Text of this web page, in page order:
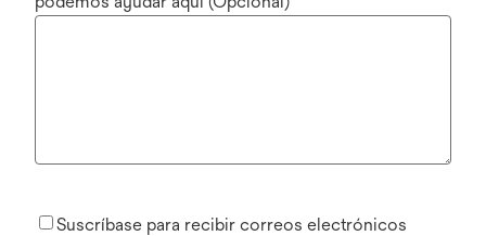
Suscríbase para recibir correos electrónicos